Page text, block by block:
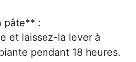
pâte** :
et laissez-la lever à
pendant 18 heures.